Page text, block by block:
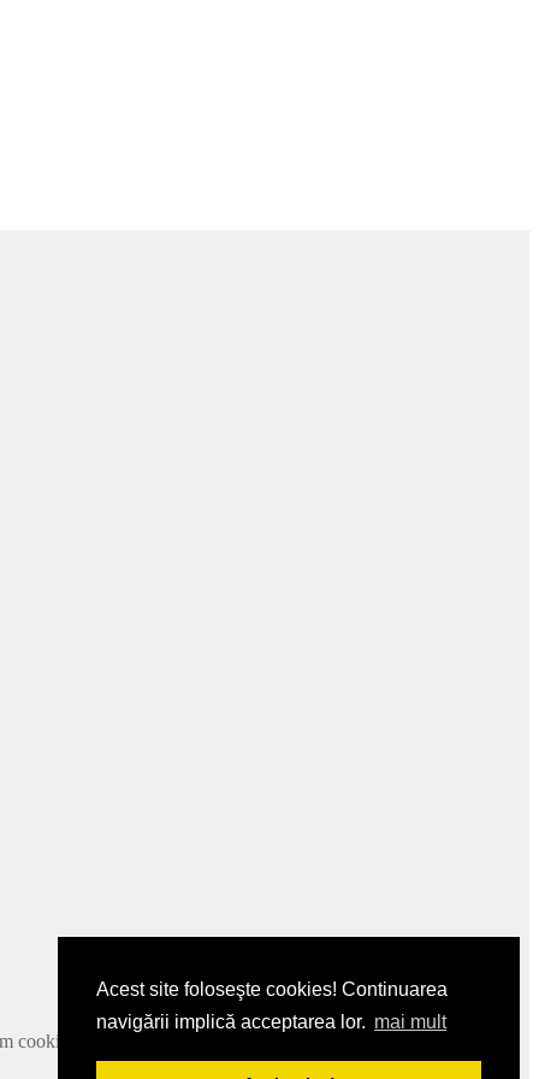
Acest site foloseşte cookies! Continuarea
navigării implică acceptarea lor. mai mult
cookie-urile.